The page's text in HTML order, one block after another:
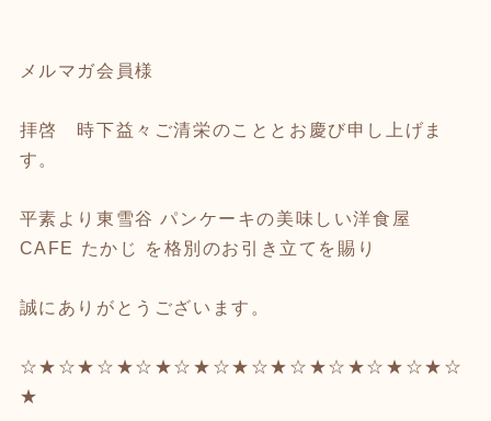
メルマガ会員様
拝啓 時下益々ご清栄のこととお慶び申し上げま
す。
平素より東雪谷 パンケーキの美味しい洋食屋
CAFE たかじ を格別のお引き立てを賜り
誠にありがとうございます。
☆★☆★☆★☆★☆★☆★☆★☆★☆★☆★☆★☆
★